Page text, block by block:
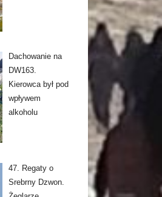
Dachowanie na
DW163.
Kierowca był pod
wpływem
alkoholu
47. Regaty o
Srebrny Dzwon.